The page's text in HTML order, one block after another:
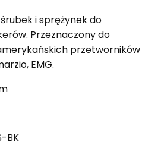
i sprężynek do
Przeznaczony do
przetworników
EMG.
BK